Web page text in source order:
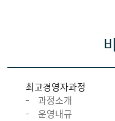
최고경영자과정
과정소개
운영내규